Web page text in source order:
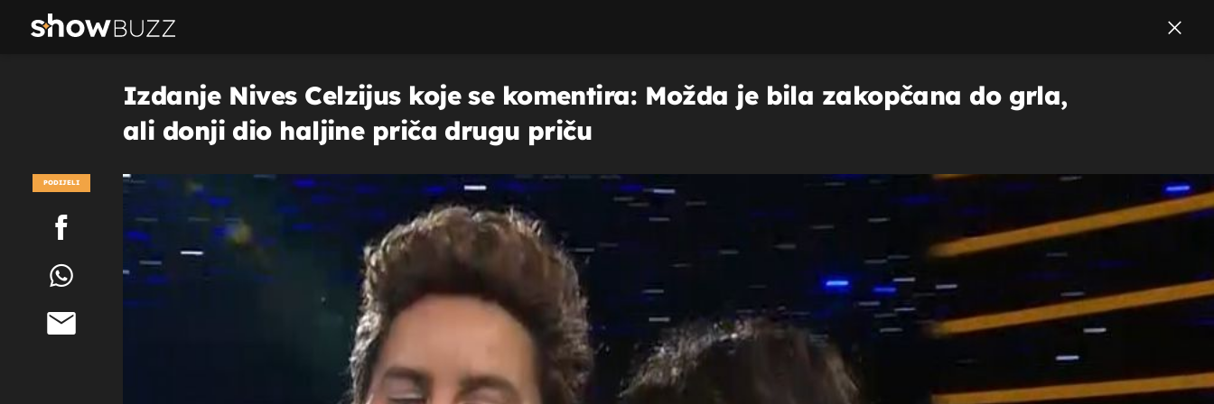
Izdanje Nives Celzijus koje se komentira: Možda je bila zakopčana do grla,
ali donji dio haljine priča drugu priču
PODIJELI
POGLEDAJ